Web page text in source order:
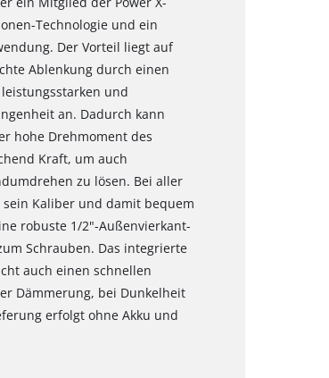
Technologie und ein
Der Vorteil liegt auf
Ablenkung durch einen
und
an. Dadurch kann
hohe Drehmoment des
Kraft, um auch
zu lösen. Bei aller
sein Kaliber und damit bequem
robuste 1/2"-Außenvierkant-
Schrauben. Das integrierte
auch einen schnellen
Dämmerung, bei Dunkelheit
erfolgt ohne Akku und